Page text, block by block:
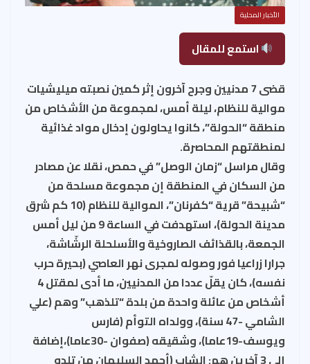
الأخبار المحلية
استمع للمقال
قضى 7 مدنيين وجرح آخرون إثر كمين نصبته ميليشيات
موالية للنظام، ليلة أمس، لمجموعة من الأشخاص من
منطقة “الحولة”، كانوا يحاولون إدخال مواد غذائية
لمنطقتهم المحاصرة.
وقال مراسل “زمان الوصل” في حمص، نقلا عن مصادر
من السكان في المنطقة إن مجموعة مسلحة من
“شبيحة” قرية “كفرنان”، الموالية للنظام (10 كم شرق
مدينة الحولة)، استهدفت في الساعة 9 من ليل أمس
الجمعة، بالقذائف الصاروخية والأسلحلة الرشّاشة،
جرارا زراعيا فور وصوله لمجرى نهر العاصي (بحيرة حرب
نفسه)، كان يقلّ عددا من المدنيين، ما أدى لمقتل 4
أشخاص من عائلة واحدة من بلدة “تلذهب” وهم (علي
الشامي -47 سنة)، وولداه التوأم (فارس
ويوسف-19عاما)، وشقيقه (صفوان -30عاما)،إضافة
إلى 3 آخرين هم: الشاب (أحمد السليمان من تلدو